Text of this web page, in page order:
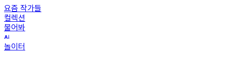
요즘 작가들
컬렉션
물어봐
놀이터